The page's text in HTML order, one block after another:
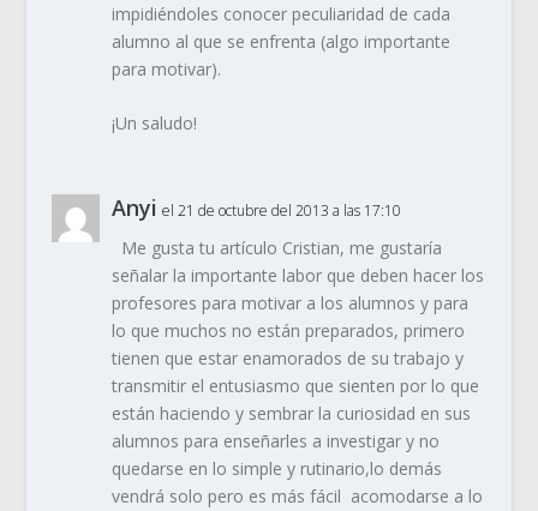
impidiéndoles conocer peculiaridad de cada
alumno al que se enfrenta (algo importante
para motivar).
¡Un saludo!
Anyi el 21 de octubre del 2013 a las 17:10
Me gusta tu artículo Cristian, me gustaría
señalar la importante labor que deben hacer los
profesores para motivar a los alumnos y para
lo que muchos no están preparados, primero
tienen que estar enamorados de su trabajo y
transmitir el entusiasmo que sienten por lo que
están haciendo y sembrar la curiosidad en sus
alumnos para enseñarles a investigar y no
quedarse en lo simple y rutinario,lo demás
vendrá solo pero es más fácil acomodarse a lo